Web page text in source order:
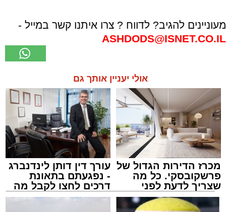
מעוניינים להגיב? לדווח ? צרו איתנו קשר במייל -
ASHDODS@ISNET.CO.IL
אולי יעניין אותך גם
מכרז הדירות הגדול של
פרשקובסקי. כל מה
שצריך לדעת לפני
שמגישים הצעה לדירה
באשדוד
עורך דין דותן לינדנברג
- נפגעתם בתאונת
דרכים לחצו לקבל מה
שמגיע לכם